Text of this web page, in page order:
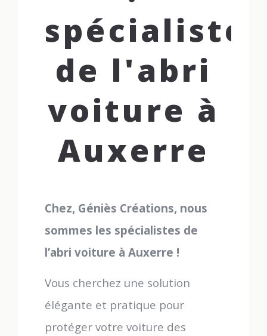
spécialiste
de l'abri
voiture à
Auxerre
Chez, Géniès Créations, nous
sommes les spécialistes de
l’abri voiture à Auxerre !
Vous cherchez une solution
élégante et pratique pour
protéger votre voiture des